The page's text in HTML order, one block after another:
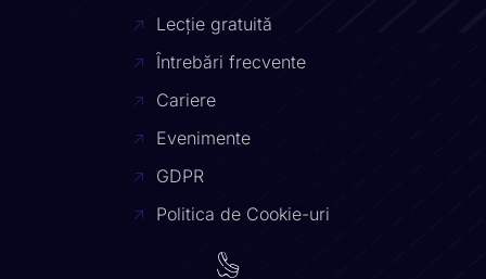
Lecție gratuită
Întrebări frecvente
Cariere
Evenimente
GDPR
Politica de Cookie-uri